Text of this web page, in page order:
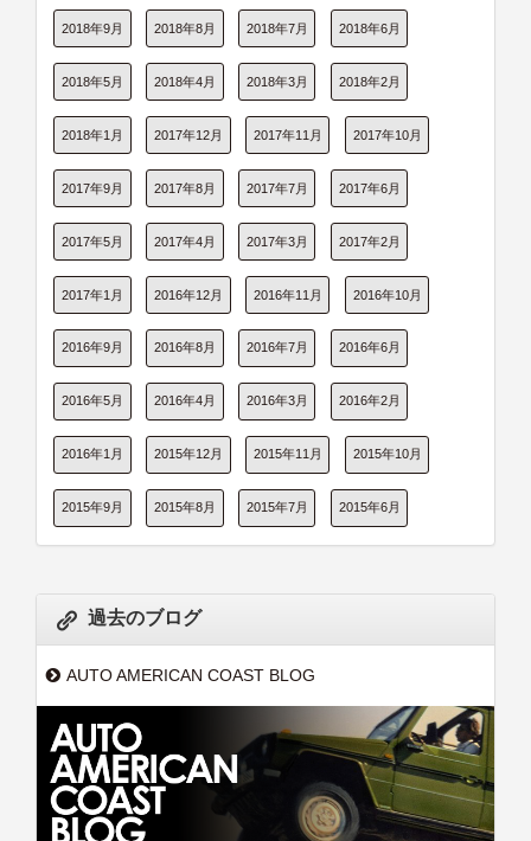
2018年9月 2018年8月 2018年7月 2018年6月
2018年5月 2018年4月 2018年3月 2018年2月
2018年1月 2017年12月 2017年11月 2017年10月
2017年9月 2017年8月 2017年7月 2017年6月
2017年5月 2017年4月 2017年3月 2017年2月
2017年1月 2016年12月 2016年11月 2016年10月
2016年9月 2016年8月 2016年7月 2016年6月
2016年5月 2016年4月 2016年3月 2016年2月
2016年1月 2015年12月 2015年11月 2015年10月
2015年9月 2015年8月 2015年7月 2015年6月
過去のブログ
AUTO AMERICAN COAST BLOG